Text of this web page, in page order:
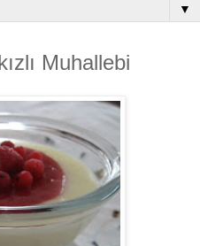
▼
Muhallebi